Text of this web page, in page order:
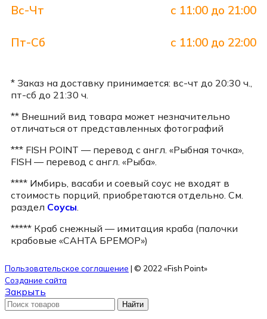
Вс-Чт с 11:00 до 21:00
Пт-Сб с 11:00 до 22:00
* Заказ на доставку принимается: вс-чт до 20:30 ч.,
пт-сб до 21:30 ч.
** Внешний вид товара может незначительно
отличаться от представленных фотографий
*** FISH POINT — перевод с англ. «Рыбная точка»,
FISH — перевод с англ. «Рыба».
**** Имбирь, васаби и соевый соус не входят в
стоимость порций, приобретаются отдельно. См.
раздел Соусы
***** Краб снежный — имитация краба (палочки
крабовые «САНТА БРЕМОР»)
Пользовательское соглашение | © 2022 «Fish Point»
Создание сайта
Закрыть
Найти